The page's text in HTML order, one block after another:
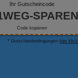
Ihr Gutscheincode
SPAREN
Code kopieren
* Gutscheinbedingungen hier